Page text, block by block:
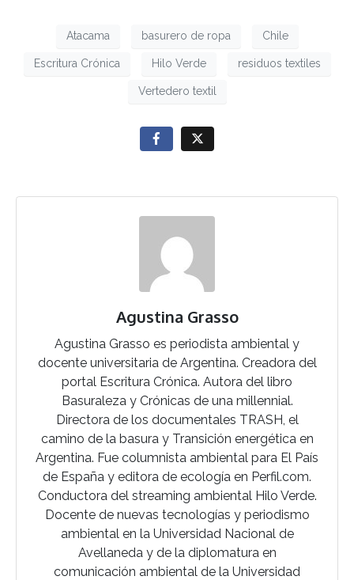
Atacama basurero de ropa Chile
Escritura Crónica Hilo Verde residuos textiles
Vertedero textil
Agustina Grasso
Agustina Grasso es periodista ambiental y
docente universitaria de Argentina. Creadora del
portal Escritura Crónica. Autora del libro
Basuraleza y Crónicas de una millennial.
Directora de los documentales TRASH, el
camino de la basura y Transición energética en
Argentina. Fue columnista ambiental para El País
de España y editora de ecología en Perfil.com.
Conductora del streaming ambiental Hilo Verde.
Docente de nuevas tecnologías y periodismo
ambiental en la Universidad Nacional de
Avellaneda y de la diplomatura en
comunicación ambiental de la Universidad